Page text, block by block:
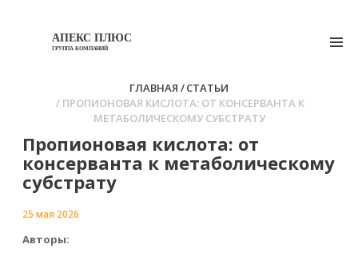
АПЕКС ПЛЮС
ГРУППА КОМПАНИЙ
ГЛАВНАЯ
СТАТЬИ
ПРОПИОНОВАЯ КИСЛОТА: ОТ КОНСЕРВАНТА К
МЕТАБОЛИЧЕСКОМУ СУБСТРАТУ
Пропионовая кислота: от
консерванта к метаболическому
субстрату
25 мая 2026
Авторы: